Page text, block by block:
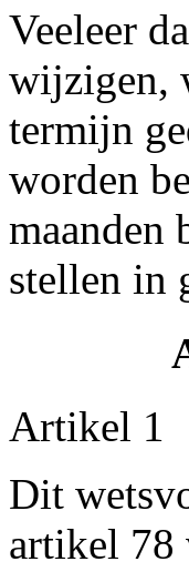
Veeleer
wijzigen,
termijn
worden
maanden
stellen in
Artikel 1
Dit
artikel 78